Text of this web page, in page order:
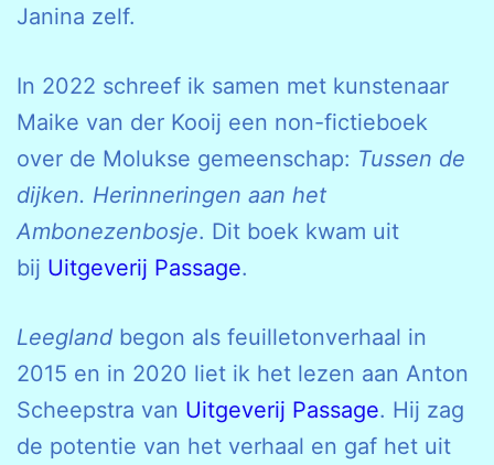
Janina zelf.
In 2022 schreef ik samen met kunstenaar
Maike van der Kooij een non-fictieboek
over de Molukse gemeenschap: Tussen de
dijken. Herinneringen aan het
Ambonezenbosje. Dit boek kwam uit
bij Uitgeverij Passage.
Leegland begon als feuilletonverhaal in
2015 en in 2020 liet ik het lezen aan Anton
Scheepstra van Uitgeverij Passage. Hij zag
de potentie van het verhaal en gaf het uit